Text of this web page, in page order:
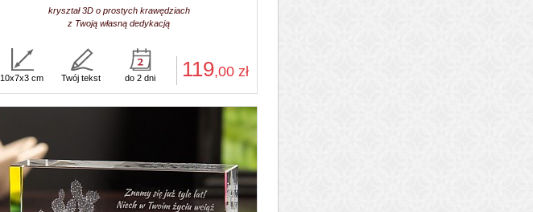
kryształ 3D o prostych krawędziach
z Twoją własną dedykacją
119,00zł
10x7x3 cm Twój tekst do 2 dni